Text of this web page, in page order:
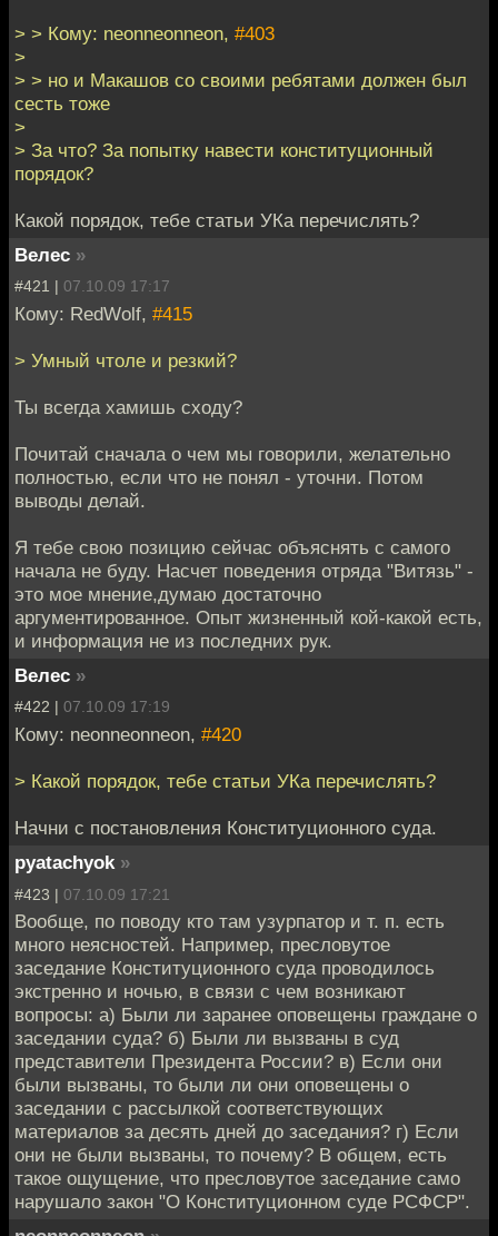
> > Кому: neonneonneon, #403
>
> > но и Макашов со своими ребятами должен был
сесть тоже
>
> За что? За попытку навести конституционный
порядок?
Какой порядок, тебе статьи УКа перечислять?
Велес »
#421 | 07.10.09 17:17
Кому: RedWolf, #415
> Умный чтоле и резкий?
Ты всегда хамишь сходу?
Почитай сначала о чем мы говорили, желательно
полностью, если что не понял - уточни. Потом
выводы делай.
Я тебе свою позицию сейчас объяснять с самого
начала не буду. Насчет поведения отряда "Витязь" -
это мое мнение,думаю достаточно
аргументированное. Опыт жизненный кой-какой есть,
и информация не из последних рук.
Велес »
#422 | 07.10.09 17:19
Кому: neonneonneon, #420
> Какой порядок, тебе статьи УКа перечислять?
Начни с постановления Конституционного суда.
pyatachyok »
#423 | 07.10.09 17:21
Вообще, по поводу кто там узурпатор и т. п. есть
много неясностей. Например, пресловутое
заседание Конституционного суда проводилось
экстренно и ночью, в связи с чем возникают
вопросы: а) Были ли заранее оповещены граждане о
заседании суда? б) Были ли вызваны в суд
представители Президента России? в) Если они
были вызваны, то были ли они оповещены о
заседании с рассылкой соответствующих
материалов за десять дней до заседания? г) Если
они не были вызваны, то почему? В общем, есть
такое ощущение, что пресловутое заседание само
нарушало закон "О Конституционном суде РСФСР".